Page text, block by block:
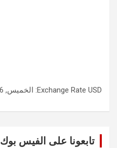
Exchange Rate USD : الخميس, 6 أغسطس.
تابعونا على الفيس بوك